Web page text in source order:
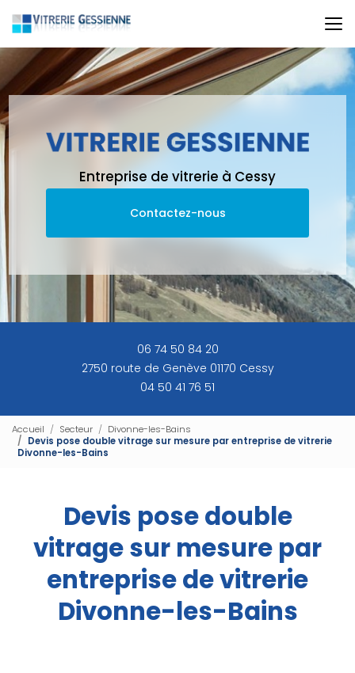
au
contenu
principal
Entreprise de vitrerie à Cessy
Contactez-nous
06 74 50 84 20
2750 route de Genève 01170 Cessy
04 50 41 76 51
Accueil Secteur
Divonne-les-Bains
Devis pose double vitrage sur mesure par entreprise de vitrerie
Divonne-les-Bains
Devis pose double
vitrage sur mesure par
entreprise de vitrerie
Divonne-les-Bains